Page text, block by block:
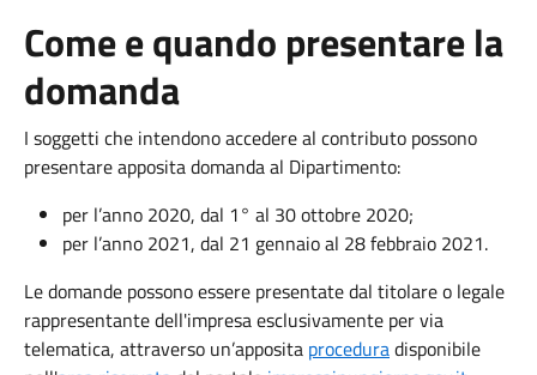
Come e quando presentare la
domanda
I soggetti che intendono accedere al contributo possono
presentare apposita domanda al Dipartimento:
per l’anno 2020, dal 1° al 30 ottobre 2020;
per l’anno 2021, dal 21 gennaio al 28 febbraio 2021.
Le domande possono essere presentate dal titolare o legale
rappresentante dell'impresa esclusivamente per via
telematica, attraverso un’apposita proceduradisponibile